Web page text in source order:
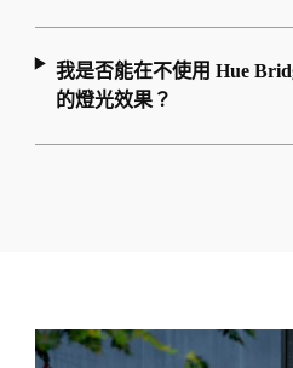
我是否能在不使用 Hue
的燈光效果？